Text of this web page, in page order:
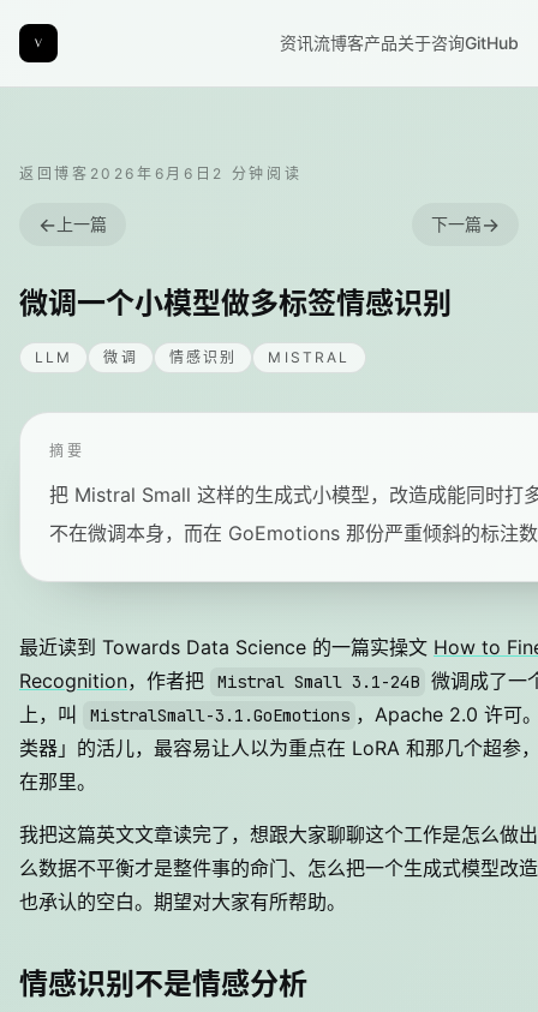
资讯流博客产品关于咨询GitHub
返回博客 2026年6月6日 2 分钟阅读
← 上一篇 下一篇→
微调一个小模型做多标签情感识别
LLM 微调 情感识别 MISTRAL
摘要
把 Mistral Small 这样的生成式小模型，改造成能同时打
不在微调本身，而在 GoEmotions 那份严重倾斜的标注
最近读到 Towards Data Science 的一篇实操文 How to
Recognition，作者把 Mistral Small 3.1-24B 微调成了一
上，叫
MistralSmall-3.1.GoEmotions ，Apache 2.0 许可
类器」的活儿，最容易让人以为重点在 LoRA 和那几个超参
在那里。
我把这篇英文文章读完了，想跟大家聊聊这个工作是怎么做
么数据不平衡才是整件事的命门、怎么把一个生成式模型改
也承认的空白。期望对大家有所帮助。
情感识别不是情感分析